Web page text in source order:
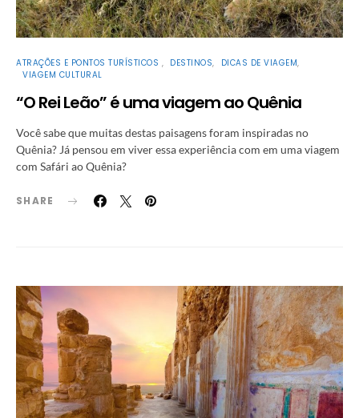
ATRAÇÕES E PONTOS TURÍSTICOS DESTINOS
DICAS DE VIAGEM
VIAGEM CULTURAL
“O Rei Leão” é uma viagem ao Quênia
Você sabe que muitas destas paisagens foram inspiradas no
Quênia? Já pensou em viver essa experiência com em uma viagem
com Safári ao Quênia?
SHARE